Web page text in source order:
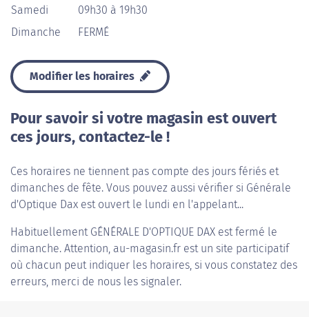
Samedi
09h30 à 19h30
Dimanche
FERMÉ
Modifier les horaires
Pour savoir si votre magasin est ouvert
ces jours, contactez-le !
Ces horaires ne tiennent pas compte des jours fériés et
dimanches de fête. Vous pouvez aussi vérifier si Générale
d'Optique Dax est ouvert le lundi en l'appelant...
Habituellement GÉNÉRALE D'OPTIQUE DAX est fermé le
dimanche. Attention, au-magasin.fr est un site participatif
où chacun peut indiquer les horaires, si vous constatez des
erreurs, merci de nous les signaler.